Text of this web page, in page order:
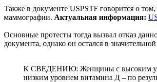
Также в документе USPSTF говорится о
маммографии. Актуальная информация:
Основные протесты тогда вызвал отказ
документа, однако он остался в
К СВЕДЕНИЮ: Женщины с высоким
низким уровнем витамина Д – по